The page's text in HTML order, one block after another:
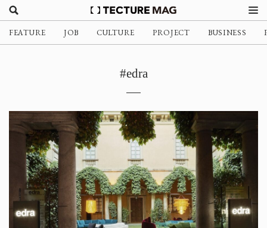
FEATURE JOB CULTURE PROJECT BUSINESS
#edra